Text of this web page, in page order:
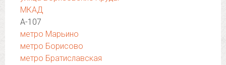
МКАД
А-107
метро Марьино
метро Борисово
метро Братиславская